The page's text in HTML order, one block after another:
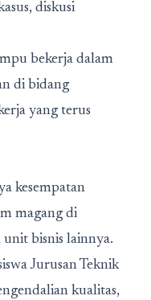
diskusi
bekerja dalam
di bidang
yang terus
kesempatan
magang di
unit bisnis lainnya.
Jurusan Teknik
kualitas,